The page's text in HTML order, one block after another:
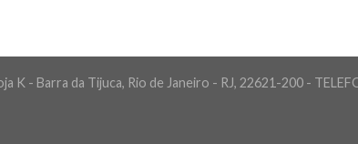
K - Barra da Tijuca, Rio de Janeiro - RJ, 22621-200 -